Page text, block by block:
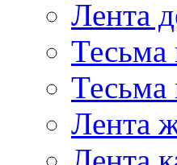
Лента
Тесьма
Тесьма
Лента